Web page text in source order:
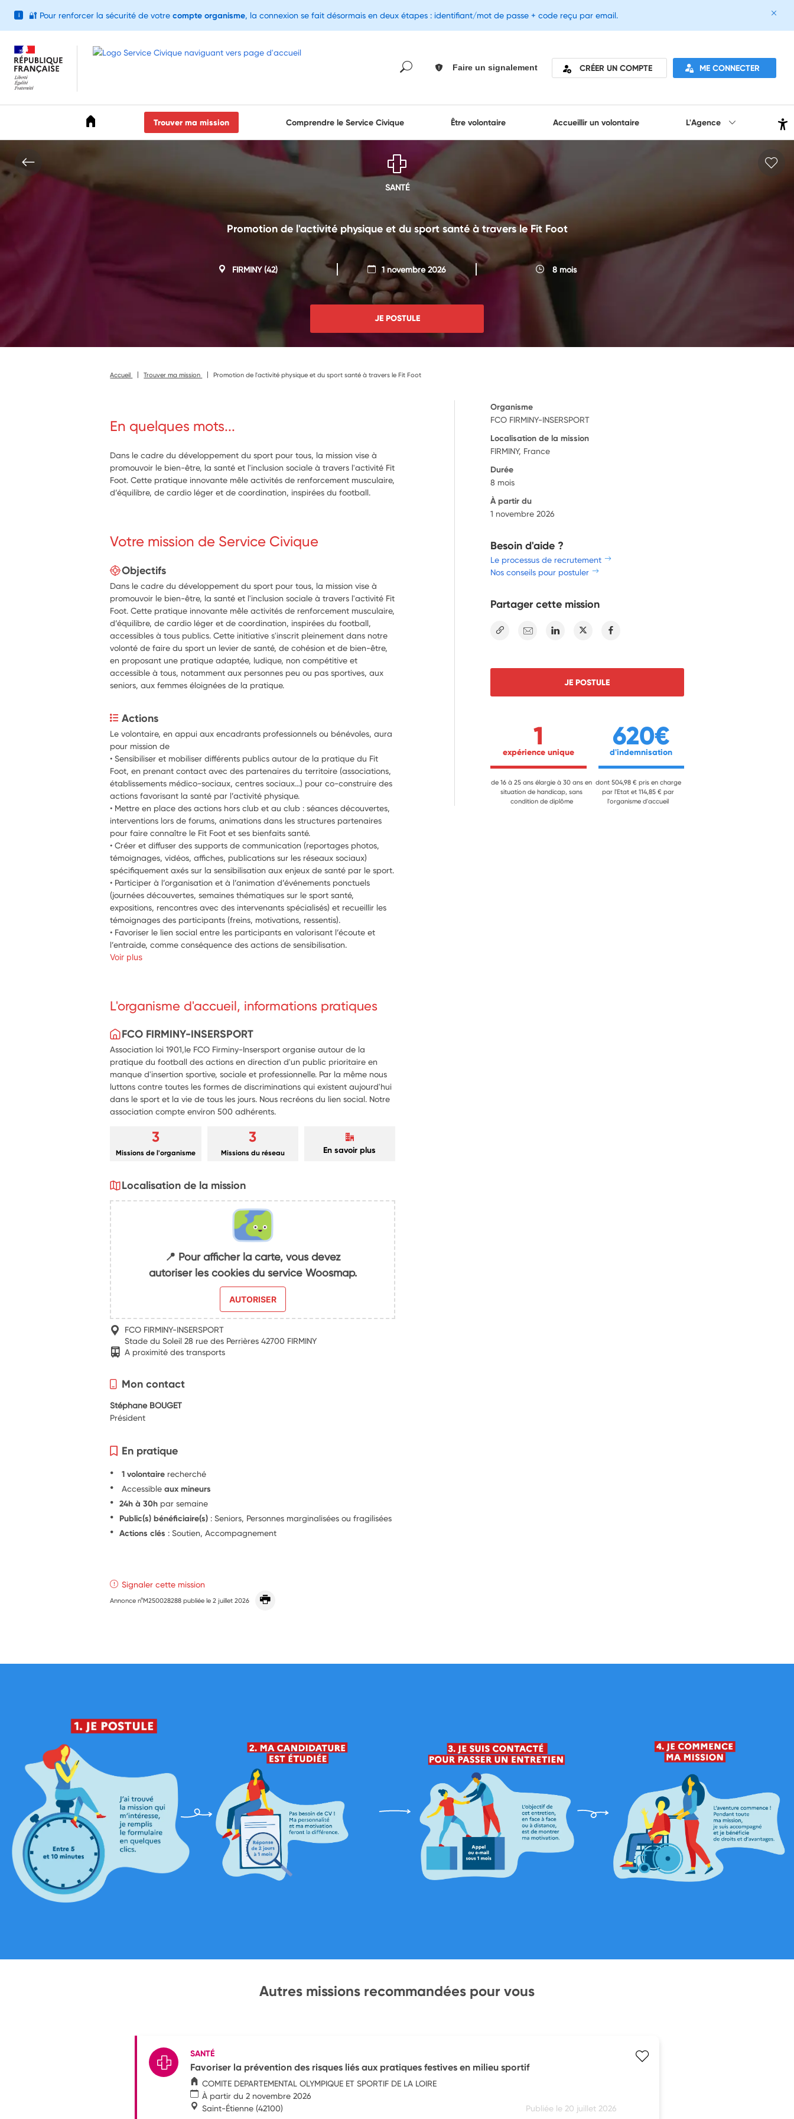
Faire un signalement CRÉER UN COMPTE ME CONNECTER
Trouver ma mission Comprendre le Service Civique Être volontaire Accueillir un volontaire L'Agence
SANTÉ
Promotion de l'activité physique et du sport santé à travers le Fit Foot
FIRMINY(42) 1 novembre 2026 8 mois
JE POSTULE
Accueil Trouver ma mission Promotion de l'activité physique et du sport santé à travers le Fit Foot
En quelques mots...
Dans le cadre du développement du sport pour tous, la mission vise à
promouvoir le bien-être, la santé et l'inclusion sociale à travers l'activité Fit
Foot. Cette pratique innovante mêle activités de renforcement musculaire,
d’équilibre, de cardio léger et de coordination, inspirées du football.
Votre mission de Service Civique
Objectifs
Dans le cadre du développement du sport pour tous, la mission vise à
promouvoir le bien-être, la santé et l'inclusion sociale à travers l'activité Fit
Foot. Cette pratique innovante mêle activités de renforcement musculaire,
d’équilibre, de cardio léger et de coordination, inspirées du football,
accessibles à tous publics. Cette initiative s'inscrit pleinement dans notre
volonté de faire du sport un levier de santé, de cohésion et de bien-être,
en proposant une pratique adaptée, ludique, non compétitive et
accessible à tous, notamment aux personnes peu ou pas sportives, aux
seniors, aux femmes éloignées de la pratique.
Actions
Le volontaire, en appui aux encadrants professionnels ou bénévoles, aura
pour mission de
• Sensibiliser et mobiliser différents publics autour de la pratique du Fit
Foot, en prenant contact avec des partenaires du territoire (associations,
établissements médico-sociaux, centres sociaux…) pour co-construire des
actions favorisant la santé par l’activité physique.
• Mettre en place des actions hors club et au club : séances découvertes,
interventions lors de forums, animations dans les structures partenaires
pour faire connaître le Fit Foot et ses bienfaits santé.
• Créer et diffuser des supports de communication (reportages photos,
témoignages, vidéos, affiches, publications sur les réseaux sociaux)
spécifiquement axés sur la sensibilisation aux enjeux de santé par le sport.
• Participer à l’organisation et à l’animation d’événements ponctuels
(journées découvertes, semaines thématiques sur le sport santé,
expositions, rencontres avec des intervenants spécialisés) et recueillir les
témoignages des participants (freins, motivations, ressentis).
• Favoriser le lien social entre les participants en valorisant l’écoute et
l’entraide, comme conséquence des actions de sensibilisation.
Voir plus
L'organisme d'accueil, informations pratiques
FCO FIRMINY-INSERSPORT
Association loi 1901,le FCO Firminy-Insersport organise autour de la
pratique du football des actions en direction d'un public prioritaire en
manque d'insertion sportive, sociale et professionnelle. Par la même nous
luttons contre toutes les formes de discriminations qui existent aujourd'hui
dans le sport et la vie de tous les jours. Nous recréons du lien social. Notre
association compte environ 500 adhérents.
3
Missions de l'organisme
3
Missions du réseau En savoir plus
Localisation de la mission
📍 Pour afficher la carte, vous devez
autoriser les cookies du service Woosmap.
AUTORISER
FCO FIRMINY-INSERSPORT
Stade du Soleil 28 rue des Perrières 42700 FIRMINY
A proximité des transports
Mon contact
Stéphane BOUGET
Président
En pratique
1 volontaire recherché
Accessibleaux mineurs
24h à 30h par semaine
Public(s) bénéficiaire(s) : Seniors, Personnes marginalisées ou fragilisées
Actions clés : Soutien, Accompagnement
Signaler cette mission
Annonce n°M250028288 publiée le2 juillet 2026
Organisme
FCO FIRMINY-INSERSPORT
Localisation de la mission
FIRMINY, France
Durée
8 mois
À partir du
1 novembre 2026
Besoin d'aide ?
Le processus de recrutement
Nos conseils pour postuler
Partager cette mission
E-mail Linkedin Twitter
JE POSTULE
1
expérience unique
de 16 à 25 ans élargie à 30 ans en
situation de handicap, sans
condition de diplôme
620€
d'indemnisation
dont 504,98 € pris en charge
par l'Etat et 114,85 € par
l'organisme d'accueil
Autres missions recommandées pour vous
SANTÉ
Favoriser la prévention des risques liés aux pratiques festives en milieu sportif
COMITE DEPARTEMENTAL OLYMPIQUE ET SPORTIF DE LA LOIRE
À partir du 2 novembre 2026
Saint-Étienne (42100) Publiée le 20 juillet 2026
i 🔐 Pour renforcer la sécurité de votre compte organisme, la connexion se fait désormais en deux étapes : identifiant/mot de passe + code reçu par email.